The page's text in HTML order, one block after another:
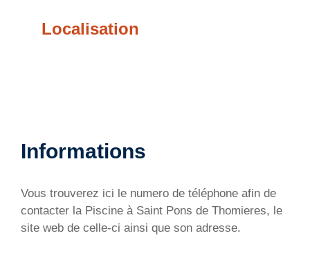
Localisation
Informations
Vous trouverez ici le numero de téléphone afin de
contacter la Piscine à Saint Pons de Thomieres, le
site web de celle-ci ainsi que son adresse.